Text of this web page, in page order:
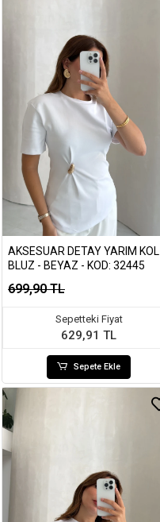
AKSESUAR DETAY YARIM KOL
BLUZ - BEYAZ - KOD: 32445
699,90 TL
Sepetteki Fiyat
629,91 TL
Sepete Ekle